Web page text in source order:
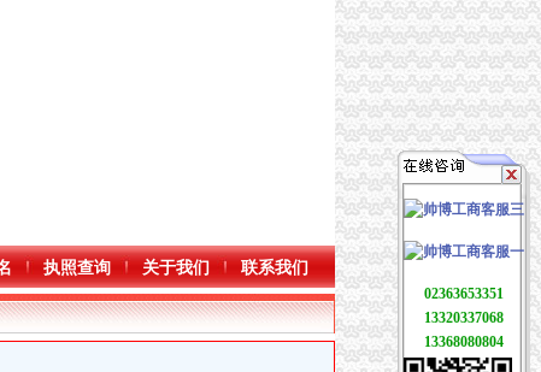
执照查询 关于我们 联系我们
02363653351
13320337068
13368080804